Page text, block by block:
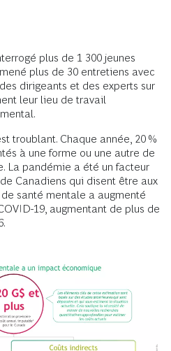
plus de 1 300 jeunes
plus de 30 entretiens avec
dirigeants et des experts sur
leur lieu de travail
troublant. Chaque année, 20 %
à une forme ou une autre de
La pandémie a été un facteur
Canadiens qui disent être aux
santé mentale a augmenté
19, augmentant de plus de